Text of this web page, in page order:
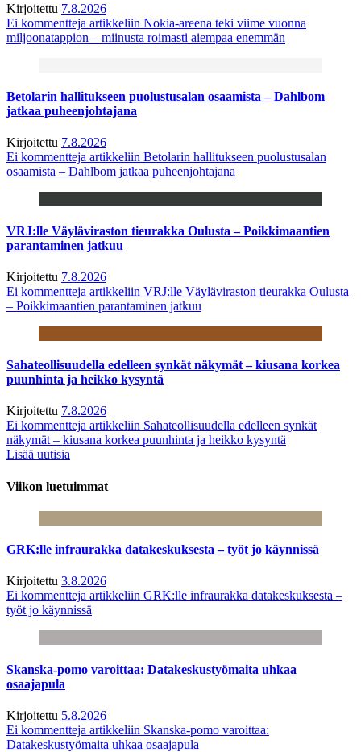
Kirjoitettu 7.8.2026
Ei kommentteja artikkeliin Nokia-areena teki viime vuonna
miljoonatappion – miinusta roimasti aiempaa enemmän
Betolarin hallitukseen puolustusalan osaamista – Dahlbom
jatkaa puheenjohtajana
Kirjoitettu 7.8.2026
Ei kommentteja artikkeliin Betolarin hallitukseen puolustusalan
osaamista – Dahlbom jatkaa puheenjohtajana
VRJ:lle Väyläviraston tieurakka Oulusta – Poikkimaantien
parantaminen jatkuu
Kirjoitettu 7.8.2026
Ei kommentteja artikkeliin VRJ:lle Väyläviraston tieurakka Oulusta
– Poikkimaantien parantaminen jatkuu
Sahateollisuudella edelleen synkät näkymät – kiusana korkea
puunhinta ja heikko kysyntä
Kirjoitettu 7.8.2026
Ei kommentteja artikkeliin Sahateollisuudella edelleen synkät
näkymät – kiusana korkea puunhinta ja heikko kysyntä
Lisää uutisia
Viikon luetuimmat
GRK:lle infraurakka datakeskuksesta – työt jo käynnissä
Kirjoitettu 3.8.2026
Ei kommentteja artikkeliin GRK:lle infraurakka datakeskuksesta –
työt jo käynnissä
Skanska-pomo varoittaa: Datakeskustyömaita uhkaa
osaajapula
Kirjoitettu 5.8.2026
Ei kommentteja artikkeliin Skanska-pomo varoittaa:
Datakeskustyömaita uhkaa osaajapula